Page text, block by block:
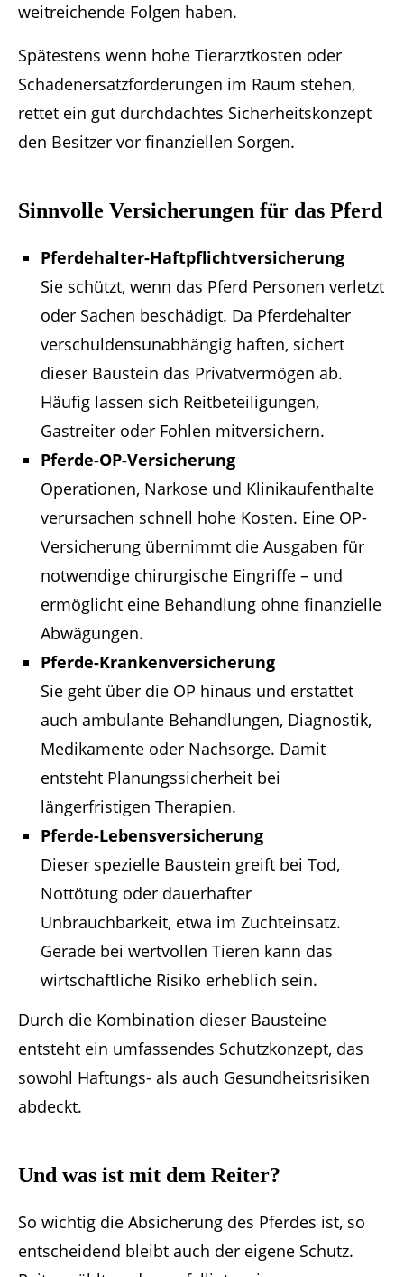
weitreichende Folgen haben.
Spätestens wenn hohe Tierarztkosten oder
Schadenersatzforderungen im Raum stehen,
rettet ein gut durchdachtes Sicherheitskonzept
den Besitzer vor finanziellen Sorgen.
Sinnvolle Versicherungen für das Pferd
Pferdehalter-Haftpflichtversicherung
Sie schützt, wenn das Pferd Personen verletzt
oder Sachen beschädigt. Da Pferdehalter
verschuldensunabhängig haften, sichert
dieser Baustein das Privatvermögen ab.
Häufig lassen sich Reitbeteiligungen,
Gastreiter oder Fohlen mitversichern.
Pferde-OP-Versicherung
Operationen, Narkose und Klinikaufenthalte
verursachen schnell hohe Kosten. Eine OP-
Versicherung übernimmt die Ausgaben für
notwendige chirurgische Eingriffe – und
ermöglicht eine Behandlung ohne finanzielle
Abwägungen.
Pferde-Krankenversicherung
Sie geht über die OP hinaus und erstattet
auch ambulante Behandlungen, Diagnostik,
Medikamente oder Nachsorge. Damit
entsteht Planungssicherheit bei
längerfristigen Therapien.
Pferde-Lebensversicherung
Dieser spezielle Baustein greift bei Tod,
Nottötung oder dauerhafter
Unbrauchbarkeit, etwa im Zuchteinsatz.
Gerade bei wertvollen Tieren kann das
wirtschaftliche Risiko erheblich sein.
Durch die Kombination dieser Bausteine
entsteht ein umfassendes Schutzkonzept, das
sowohl Haftungs- als auch Gesundheitsrisiken
abdeckt.
Und was ist mit dem Reiter?
So wichtig die Absicherung des Pferdes ist, so
entscheidend bleibt auch der eigene Schutz.